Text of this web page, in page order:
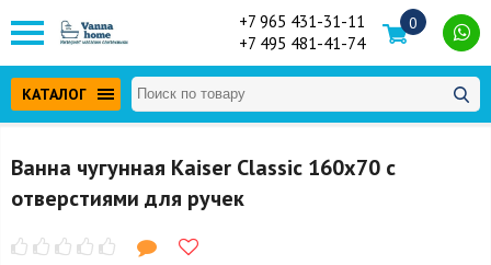
+7 965 431-31-11
+7 495 481-41-74
0
КАТАЛОГ
Ванна чугунная Kaiser Classic 160х70 с
отверстиями для ручек